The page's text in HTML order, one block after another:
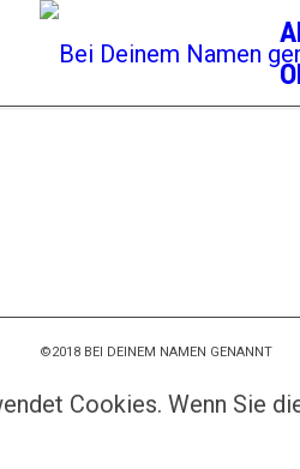
©2018 BEI DEINEM NAMEN GENANNT
Cookies. Wenn Sie